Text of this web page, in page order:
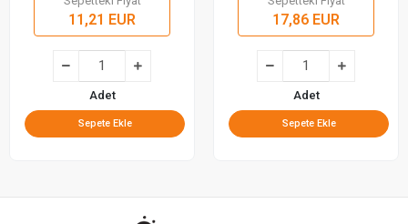
11,21 EUR
Adet
Sepete Ekle
17,86 EUR
Adet
Sepete Ekle